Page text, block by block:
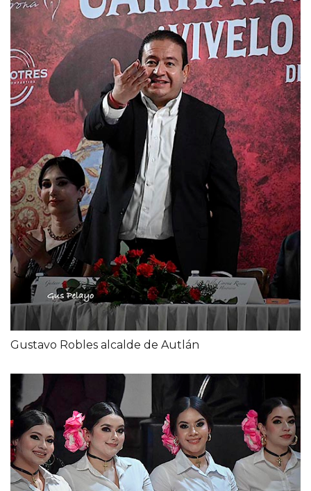
Gustavo Robles alcalde de Autlán